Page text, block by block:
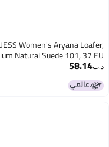
Women's Aryana Loafer,
Natural Suede 101, 37 EU
د.ب‏58.14